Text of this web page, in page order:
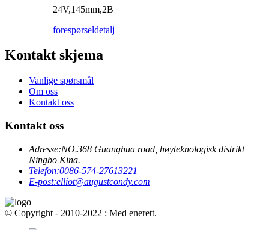
24V,145mm,2B
forespørseldetalj
Kontakt skjema
Vanlige spørsmål
Om oss
Kontakt oss
Kontakt oss
Adresse:NO.368 Guanghua road, høyteknologisk distrikt
Ningbo Kina.
Telefon:0086-574-27613221
E-post:elliot@augustcondy.com
© Copyright - 2010-2022 : Med enerett.